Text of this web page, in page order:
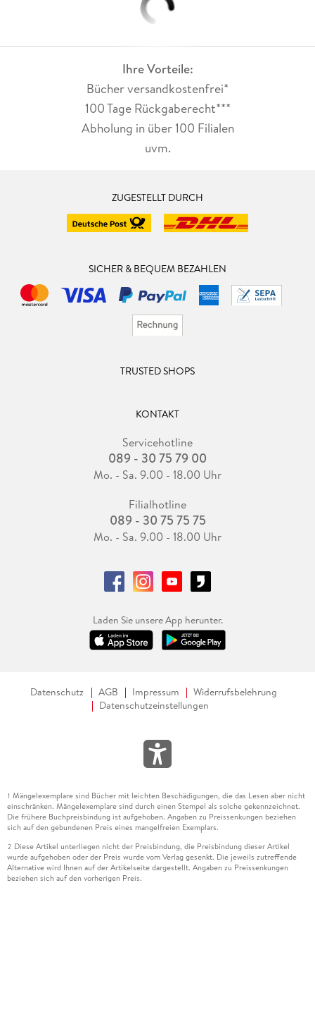
Ihre Vorteile:
Bücher versandkostenfrei*
100 Tage Rückgaberecht***
Abholung in über 100 Filialen
uvm.
ZUGESTELLT DURCH
SICHER & BEQUEM BEZAHLEN
TRUSTED SHOPS
KONTAKT
Servicehotline
089 - 30 75 79 00
Mo. - Sa. 9.00 - 18.00 Uhr
Filialhotline
089 - 30 75 75 75
Mo. - Sa. 9.00 - 18.00 Uhr
Laden Sie unsere App herunter.
Datenschutz AGB Impressum
Widerrufsbelehrung
Datenschutzeinstellungen
1 Mängelexemplare sind Bücher mit leichten Beschädigungen, die das Lesen aber nicht
einschränken. Mängelexemplare sind durch einen Stempel als solche gekennzeichnet.
Die frühere Buchpreisbindung ist aufgehoben. Angaben zu Preissenkungen beziehen
sich auf den gebundenen Preis eines mangelfreien Exemplars.
2 Diese Artikel unterliegen nicht der Preisbindung, die Preisbindung dieser Artikel
wurde aufgehoben oder der Preis wurde vom Verlag gesenkt. Die jeweils zutreffende
Alternative wird Ihnen auf der Artikelseite dargestellt. Angaben zu Preissenkungen
beziehen sich auf den vorherigen Preis.